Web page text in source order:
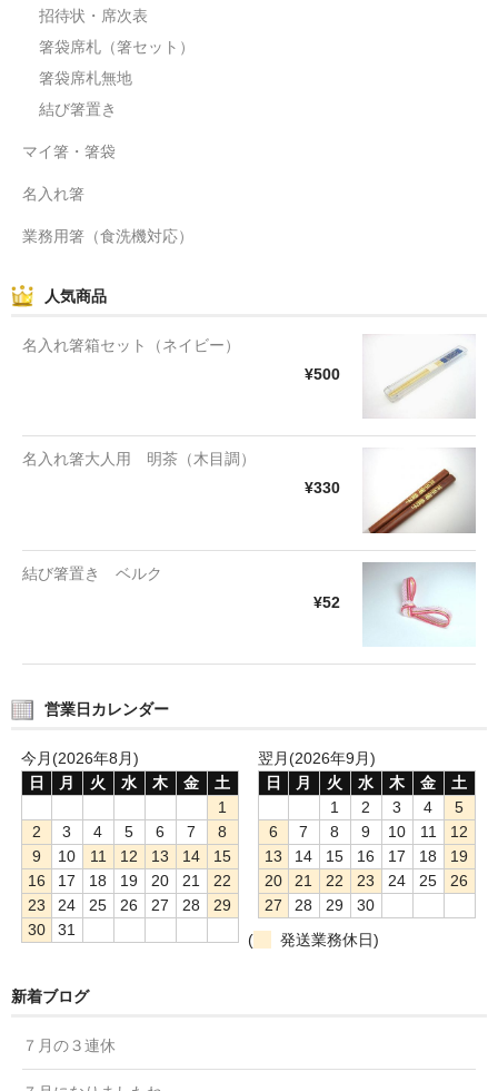
招待状・席次表
箸袋席札（箸セット）
箸袋席札無地
結び箸置き
マイ箸・箸袋
名入れ箸
業務用箸（食洗機対応）
人気商品
名入れ箸箱セット（ネイビー）
¥500
名入れ箸大人用 明茶（木目調）
¥330
結び箸置き ベルク
¥52
営業日カレンダー
今月(2026年8月)
日
月 火 水 木 金
土
1
2
3 4 5 6 7
8
9
10 11 12 13 14
15
16
17 18 19 20 21
22
23
24 25 26 27 28
29
30
31
翌月(2026年9月)
日
月 火 水 木 金
土
1
2 3 4
5
6
7 8 9 10 11
12
13
14 15 16 17 18
19
20
21 22 23 24 25
26
27
28 29
30
(
発送業務休日)
新着ブログ
７月の３連休